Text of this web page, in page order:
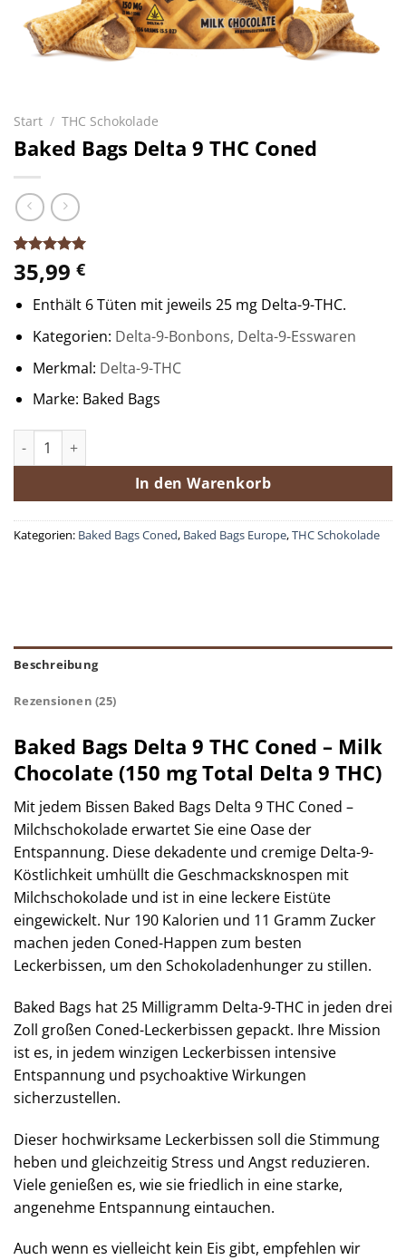
Start / THC Schokolade
Baked Bags Delta 9 THC Coned
Bewertet
mit5.00
basierend
25
Kundenbewertungen
35,99 €
Enthält 6 Tüten mit jeweils 25 mg Delta-9-THC.
Kategorien: Delta-9-Bonbons, Delta-9-Esswaren
Merkmal: Delta-9-THC
Marke: Baked Bags
Baked Bags Delta 9 THC Coned Menge
In den Warenkorb
Kategorien: Baked Bags Coned, Baked Bags Europe,THC Schokolade
Beschreibung
Rezensionen (25)
Baked Bags Delta 9 THC Coned – Milk
Chocolate (150 mg Total Delta 9 THC)
Mit jedem Bissen Baked Bags Delta 9 THC Coned –
Milchschokolade erwartet Sie eine Oase der
Entspannung. Diese dekadente und cremige Delta-9-
Köstlichkeit umhüllt die Geschmacksknospen mit
Milchschokolade und ist in eine leckere Eistüte
eingewickelt. Nur 190 Kalorien und 11 Gramm Zucker
machen jeden Coned-Happen zum besten
Leckerbissen, um den Schokoladenhunger zu stillen.
Baked Bags hat 25 Milligramm Delta-9-THC in jeden drei
Zoll großen Coned-Leckerbissen gepackt. Ihre Mission
ist es, in jedem winzigen Leckerbissen intensive
Entspannung und psychoaktive Wirkungen
sicherzustellen.
Dieser hochwirksame Leckerbissen soll die Stimmung
heben und gleichzeitig Stress und Angst reduzieren.
Viele genießen es, wie sie friedlich in eine starke,
angenehme Entspannung eintauchen.
Auch wenn es vielleicht kein Eis gibt, empfehlen wir